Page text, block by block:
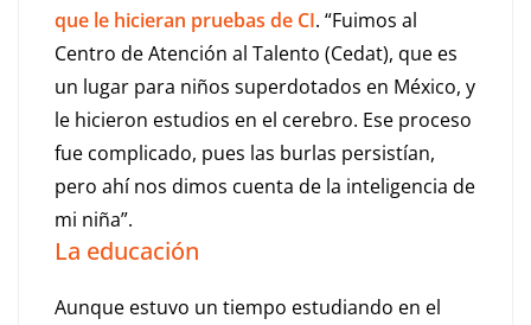
que le hicieran pruebas de CI. “Fuimos al
Centro de Atención al Talento (Cedat), que es
un lugar para niños superdotados en México, y
le hicieron estudios en el cerebro. Ese proceso
fue complicado, pues las burlas persistían,
pero ahí nos dimos cuenta de la inteligencia de
mi niña”.
La educación
Aunque estuvo un tiempo estudiando en el